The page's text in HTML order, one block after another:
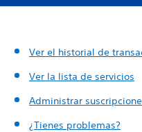
Ver el historial de
Ver la lista de servicios
Administrar
¿Tienes problemas?